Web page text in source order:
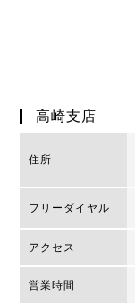
高崎支店
住所
フリーダイヤル
アクセス
営業時間